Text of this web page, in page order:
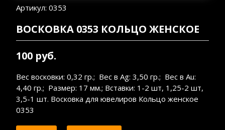
Артикул: 0353
ВОСКОВКА 0353 КОЛЬЦО ЖЕНСКОЕ
100 руб.
Вес восковки: 0,32 гр.; Вес в Ag: 3,50 гр.; Вес в Au:
4,40 гр.; Размер: 17 мм.; Вставки: 1-2 шт, 1,25-2 шт,
3,5-1 шт. Восковка для ювелиров Кольцо женское
0353